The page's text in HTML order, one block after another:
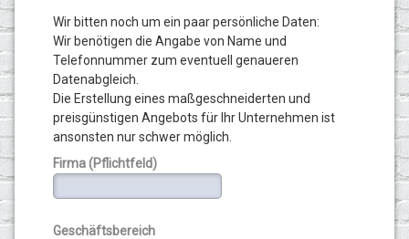
Wir bitten noch um ein paar persönliche Daten:
Wir benötigen die Angabe von Name und
Telefonnummer zum eventuell genaueren
Datenabgleich.
Die Erstellung eines maßgeschneiderten und
preisgünstigen Angebots für Ihr Unternehmen ist
ansonsten nur schwer möglich.
Firma (Pflichtfeld)
Geschäftsbereich